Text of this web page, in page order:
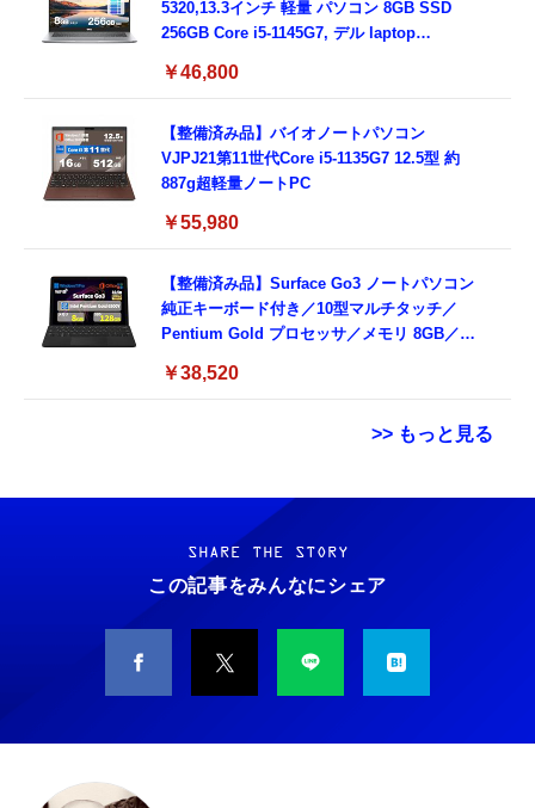
5320,13.3インチ 軽量 パソコン 8GB SSD
256GB Core i5-1145G7, デル laptop
ド付き (整備済み品)
￥46,800
【整備済み品】バイオノートパソコン
VJPJ21第11世代Core i5-1135G7 12.5型 約
887g超軽量ノートPC
￥55,980
【整備済み品】Surface Go3 ノートパソコン
純正キーボード付き／10型マルチタッチ／
Pentium Gold プロセッサ／メモリ 8GB／
Bluetooth5.0／USB-C／1080p顔認証カメラ
￥38,520
>> もっと見る
Grithope イヤホン タイプC【2026新モデル
耐久性】 有線イヤホン マイク付き HiFi音質
ノイズ低減 重低音 遅延なし
￥949
タイプc 寝ホンイヤホン 寝ホン type-c 有線
睡眠用イヤホン 【音質強化バージョン
￥2,199
霊界コミュニケーションロボット BAKETAN
WARASHI ばけたん ワラシ 改 KAI
￥5,400
M10SR AIペット（コミュニケーションロボッ
ト）
SHARE THE STORY
この記事をみんなにシェア